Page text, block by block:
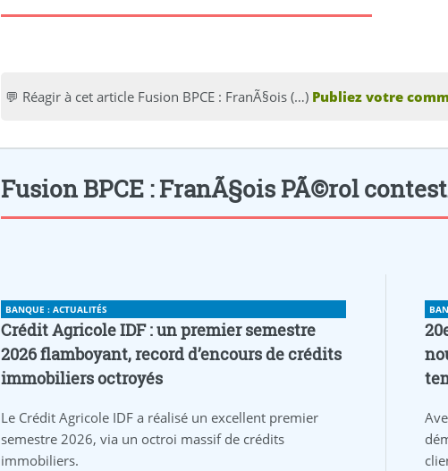
title="Envoyer
courriel"
label="Envoyer
article
class="shariff-
link"
style="background-
color:#999;color:#fff">
💬 Réagir à cet article Fusion BPCE : FranÃ§ois (…) Publiez votre
Fusion BPCE : FranÃ§ois PÃ©rol
BANQUE : ACTUALITÉS
Crédit Agricole IDF : un premier semestre
2026 flamboyant, record d’encours de crédits
immobiliers octroyés
Le Crédit Agricole IDF a réalisé un excellent premier
semestre 2026, via un octroi massif de crédits
immobiliers.